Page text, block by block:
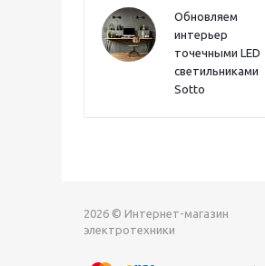
Обновляем
интерьер
точечными LED
светильниками
Sotto
2026 © Интернет-магазин
электротехники